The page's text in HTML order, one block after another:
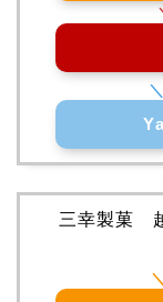
三幸製菓